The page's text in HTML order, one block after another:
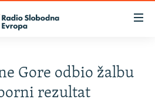
Gore odbio žalbu
rezultat